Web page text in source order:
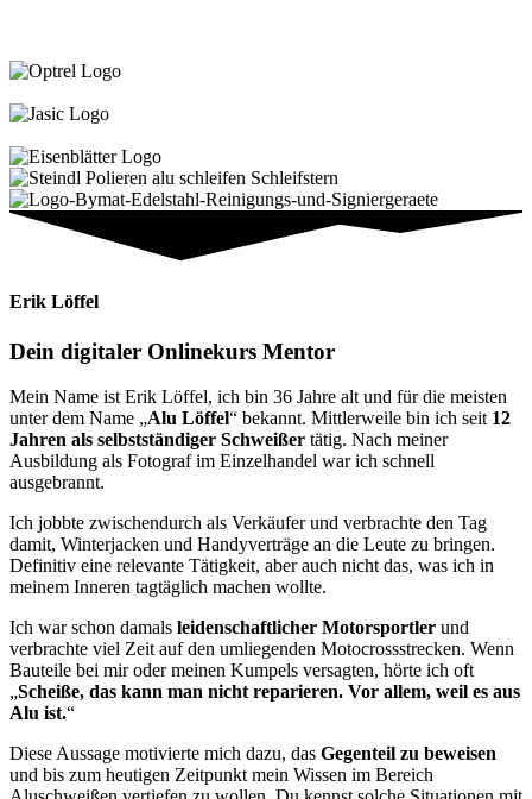
Erik Löffel
Dein digitaler Onlinekurs Mentor
Mein Name ist Erik Löffel, ich bin 36 Jahre alt und für die meisten
unter dem Name „Alu Löffel“ bekannt. Mittlerweile bin ich seit 12
Jahren als selbstständiger Schweißer tätig. Nach meiner
Ausbildung als Fotograf im Einzelhandel war ich schnell
ausgebrannt.
Ich jobbte zwischendurch als Verkäufer und verbrachte den Tag
damit, Winterjacken und Handyverträge an die Leute zu bringen.
Definitiv eine relevante Tätigkeit, aber auch nicht das, was ich in
meinem Inneren tagtäglich machen wollte.
Ich war schon damals leidenschaftlicher Motorsportler und
verbrachte viel Zeit auf den umliegenden Motocrossstrecken. Wenn
Bauteile bei mir oder meinen Kumpels versagten, hörte ich oft
„Scheiße, das kann man nicht reparieren. Vor allem, weil es aus
Alu ist.“
Diese Aussage motivierte mich dazu, das Gegenteil zu beweisen
und bis zum heutigen Zeitpunkt mein Wissen im Bereich